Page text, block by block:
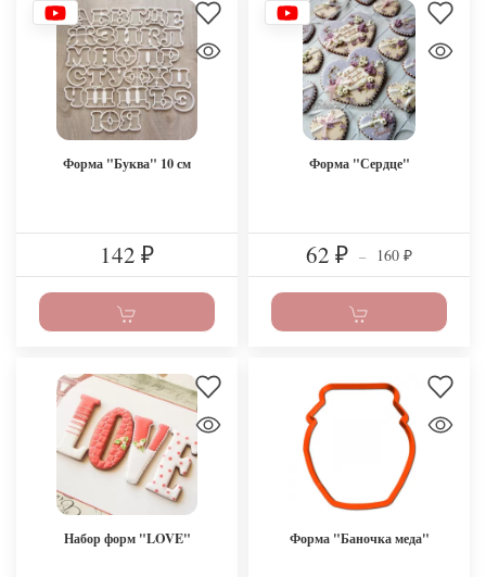
Форма "Буква" 10 см
142 ₽
Форма "Сердце"
62 ₽ – 160 ₽
Набор форм "LOVE" Форма "Баночка меда"